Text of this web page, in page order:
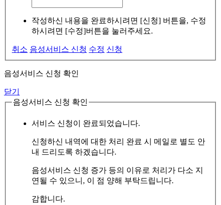
작성하신 내용을 완료하시려면 [신청] 버튼을, 수정
하시려면 [수정]버튼을 눌러주세요.
취소 음성서비스 신청 수정 신청
음성서비스 신청 확인
닫기
음성서비스 신청 확인
서비스 신청이 완료되었습니다.
신청하신 내역에 대한 처리 완료 시 메일로 별도 안
내 드리도록 하겠습니다.
음성서비스 신청 증가 등의 이유로 처리가 다소 지
연될 수 있으니, 이 점 양해 부탁드립니다.
감합니다.